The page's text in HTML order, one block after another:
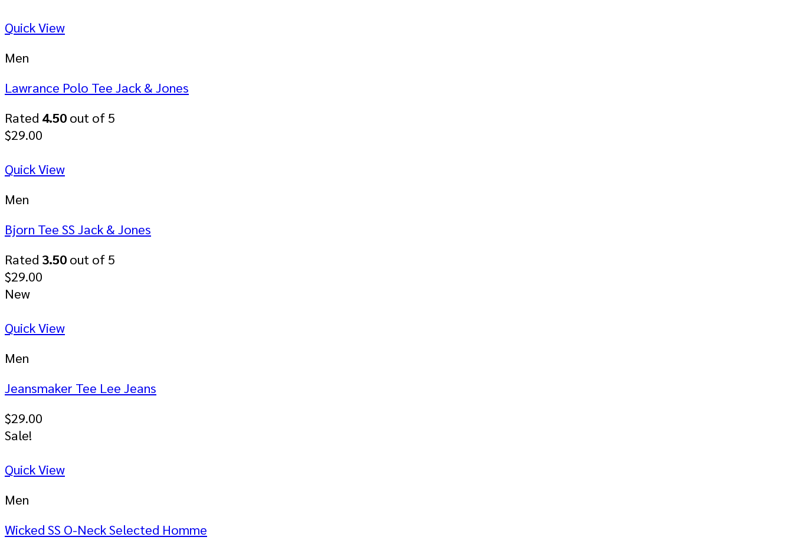
Quick View
Men
Lawrance Polo Tee Jack & Jones
Rated 4.50 out of 5
$29.00
Quick View
Men
Bjorn Tee SS Jack & Jones
Rated 3.50 out of 5
$29.00
New
Quick View
Men
Jeansmaker Tee Lee Jeans
$29.00
Sale!
Quick View
Men
Wicked SS O-Neck Selected Homme